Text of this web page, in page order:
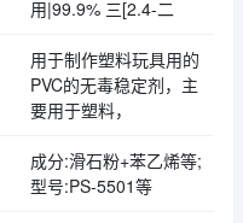
用|99.9% 三[2.4-二
用于制作塑料玩具用的
PVC的无毒稳定剂，主
要用于塑料，
成分:滑石粉+苯乙烯等;
型号:PS-5501等